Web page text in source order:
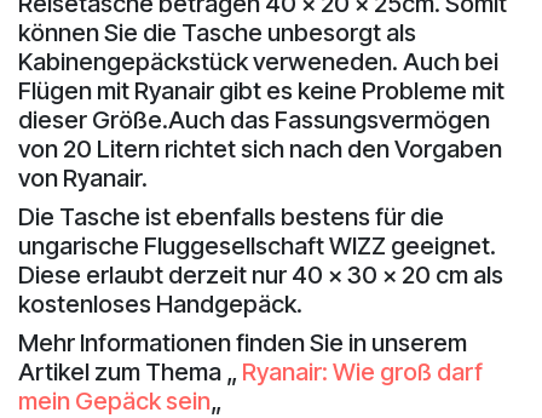
können Sie die Tasche unbesorgt als
Kabinengepäckstück verweneden. Auch bei
Flügen mit Ryanair gibt es keine Probleme mit
dieser Größe.Auch das Fassungsvermögen
von 20 Litern richtet sich nach den Vorgaben
von Ryanair.
Die Tasche ist ebenfalls bestens für die
ungarische Fluggesellschaft WIZZ geeignet.
Diese erlaubt derzeit nur 40 x 30 x 20 cm als
kostenloses Handgepäck.
Mehr Informationen finden Sie in unserem
Artikel zum Thema „ Ryanair: Wie groß darf
mein Gepäck sein„